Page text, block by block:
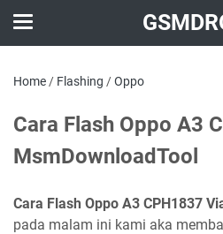
Home / Flashing /Oppo
Cara Flash Oppo A3
MsmDownloadTool
Cara Flash Oppo A3 CPH1837
pada malam ini kami aka